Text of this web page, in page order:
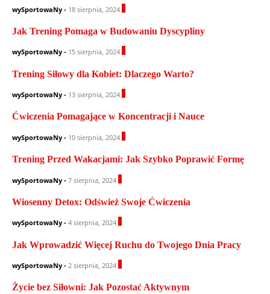
wySportowaNy - 18 sierpnia, 2024
Jak Trening Pomaga w Budowaniu Dyscypliny
wySportowaNy - 15 sierpnia, 2024
Trening Siłowy dla Kobiet: Dlaczego Warto?
wySportowaNy - 13 sierpnia, 2024
Ćwiczenia Pomagające w Koncentracji i Nauce
wySportowaNy - 10 sierpnia, 2024
Trening Przed Wakacjami: Jak Szybko Poprawić Formę
wySportowaNy - 7 sierpnia, 2024
Wiosenny Detox: Odśwież Swoje Ćwiczenia
wySportowaNy - 4 sierpnia, 2024
Jak Wprowadzić Więcej Ruchu do Twojego Dnia Pracy
wySportowaNy - 2 sierpnia, 2024
Życie bez Siłowni: Jak Pozostać Aktywnym